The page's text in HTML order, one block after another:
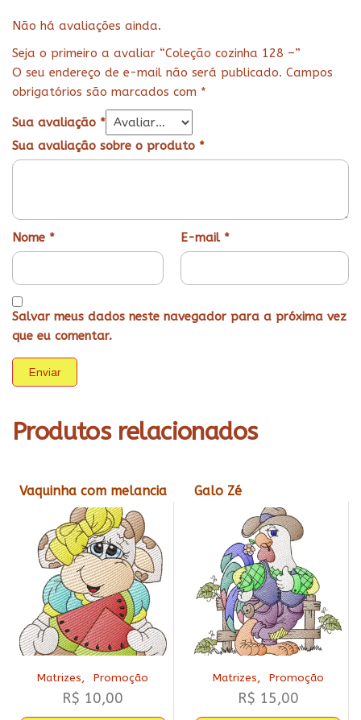
Não há avaliações ainda.
Seja o primeiro a avaliar “Coleção cozinha 128 –”
O seu endereço de e-mail não será publicado. Campos
obrigatórios são marcados com *
Sua avaliação *
Sua avaliação sobre o produto *
Nome * E-mail *
Salvar meus dados neste navegador para a próxima vez
que eu comentar.
Produtos relacionados
Vaquinha com melancia
Matrizes, Promoção
R$ 10,00
Galo Zé
Matrizes, Promoção
R$ 15,00